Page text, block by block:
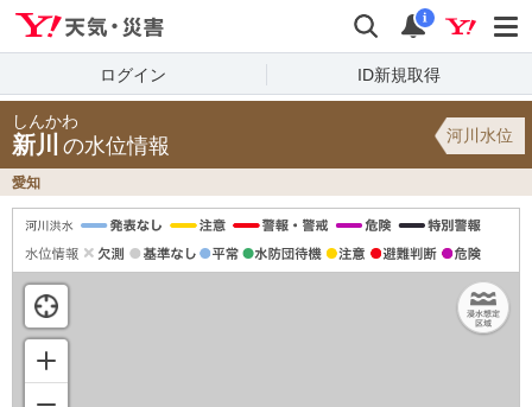
検索 通知
i
ログイン ID新規取得
しんかわ
新川 の水位情報 河川水位
愛知